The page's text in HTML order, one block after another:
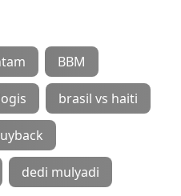
BBM
brasil vs haiti
dedi mulyadi